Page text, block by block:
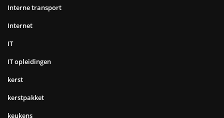
Interne transport
Internet
IT
IT opleidingen
kerst
kerstpakket
keukens